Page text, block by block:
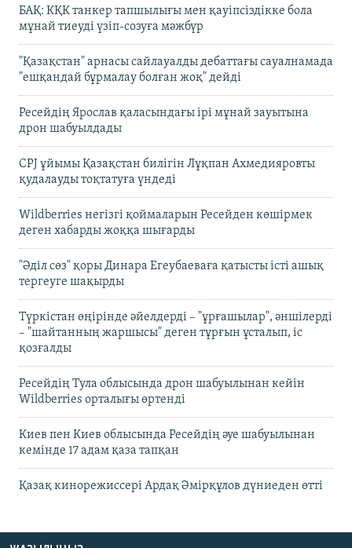
БАҚ: КҚК танкер тапшылығы мен қауіпсіздікке бола
мұнай тиеуді үзіп-созуға мәжбүр
"Қазақстан" арнасы сайлауалды дебаттағы сауалнамада
"ешқандай бұрмалау болған жоқ" дейді
Ресейдің Ярослав қаласындағы ірі мұнай зауытына
дрон шабуылдады
CPJ ұйымы Қазақстан билігін Лұқпан Ахмедияровты
қудалауды тоқтатуға үндеді
Wildberries негізгі қоймаларын Ресейден көшірмек
деген хабарды жоққа шығарды
"Әділ сөз" қоры Динара Егеубаеваға қатысты істі ашық
тергеуге шақырды
Түркістан өңірінде әйелдерді – "ұрғашылар", әншілерді
– "шайтанның жаршысы" деген тұрғын ұсталып, іс
қозғалды
Ресейдің Тула облысында дрон шабуылынан кейін
Wildberries орталығы өртенді
Киев пен Киев облысында Ресейдің әуе шабуылынан
кемінде 17 адам қаза тапқан
Қазақ кинорежиссері Ардақ Әмірқұлов дүниеден өтті